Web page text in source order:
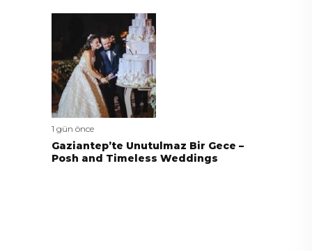
1 gün önce
Gaziantep’te Unutulmaz Bir Gece –
Posh and Timeless Weddings